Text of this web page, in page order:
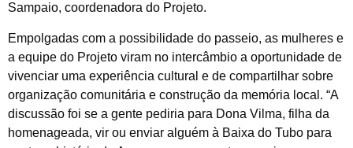
Sampaio, coordenadora do Projeto.
Empolgadas com a possibilidade do passeio, as mulheres e
a equipe do Projeto viram no intercâmbio a oportunidade de
vivenciar uma experiência cultural e de compartilhar sobre
organização comunitária e construção da memória local. “A
discussão foi se a gente pediria para Dona Vilma, filha da
homenageada, vir ou enviar alguém à Baixa do Tubo para